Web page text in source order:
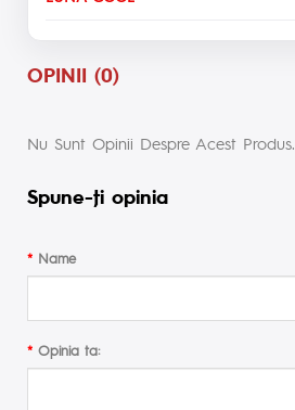
OPINII (0)
Nu Sunt Opinii Despre Acest Produs.
Spune-ţi opinia
Name
Opinia ta: